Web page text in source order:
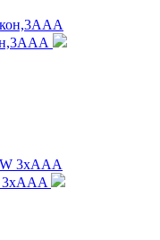
3xAAA